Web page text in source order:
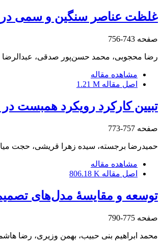
غلظت عناصر سنگین و سمی در
صفحه 743-756
رضا محجوبی، محمد حسن‌پور صدقی، عبدالرضا
مشاهده مقاله
اصل مقاله 1.21 M
تبیین کارکرد رویکرد همبست
صفحه 757-773
حمیدرضا برجسته، سیده زهرا قریشی، حجت
مشاهده مقاله
اصل مقاله 806.18 K
توسعه و مقایسۀ مدل‌های
صفحه 775-790
محمد ابراهیم بنی حبیب، بهمن وزیری، رضا